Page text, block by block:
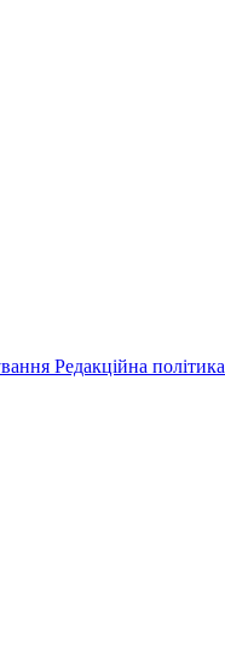
Редакційна політика